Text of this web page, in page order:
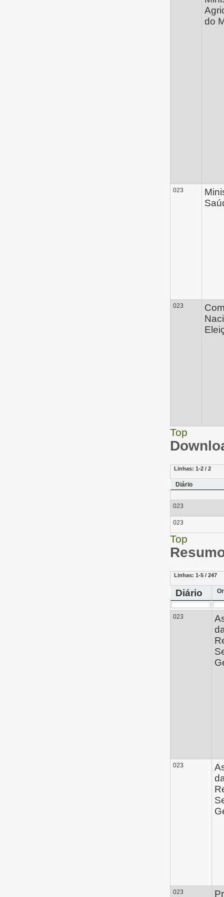
do
023
023
Top
Linhas: 1-2 / 2
Diário
023
023
Top
Linhas: 1-5 / 247
Diário
023
023
023